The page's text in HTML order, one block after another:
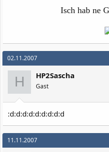
Isch hab ne
02.11.2007
H HP2Sascha
Gast
:d:d:d:d:d:d:d:d:d
11.11.2007